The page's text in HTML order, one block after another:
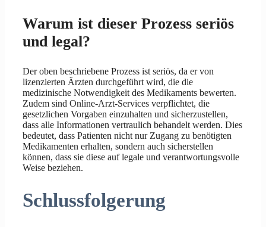
Warum ist dieser Prozess seriös
und legal?
Der oben beschriebene Prozess ist seriös, da er von
lizenzierten Ärzten durchgeführt wird, die die
medizinische Notwendigkeit des Medikaments bewerten.
Zudem sind Online-Arzt-Services verpflichtet, die
gesetzlichen Vorgaben einzuhalten und sicherzustellen,
dass alle Informationen vertraulich behandelt werden. Dies
bedeutet, dass Patienten nicht nur Zugang zu benötigten
Medikamenten erhalten, sondern auch sicherstellen
können, dass sie diese auf legale und verantwortungsvolle
Weise beziehen.
Schlussfolgerung